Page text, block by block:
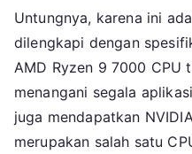
Untungnya, karena ini
dilengkapi dengan
AMD Ryzen 9 7000 CPU
menangani segala
juga mendapatkan
merupakan salah satu